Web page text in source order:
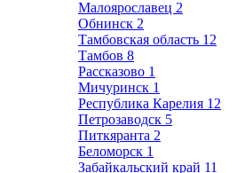
Малоярославец 2
Обнинск 2
Тамбовская область 12
Тамбов 8
Рассказово 1
Мичуринск 1
Республика Карелия 12
Петрозаводск 5
Питкяранта 2
Беломорск 1
Забайкальский край 11